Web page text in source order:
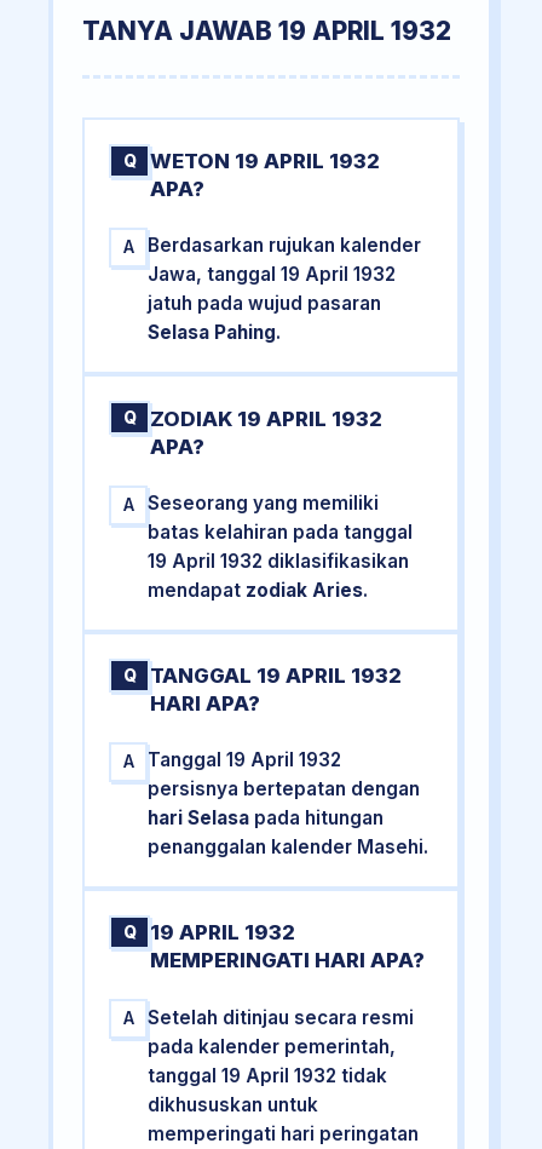
TANYA JAWAB 19 APRIL 1932
Q
WETON 19 APRIL 1932
APA?
A
Berdasarkan rujukan kalender
Jawa, tanggal 19 April 1932
jatuh pada wujud pasaran
Selasa Pahing.
Q
ZODIAK 19 APRIL 1932
APA?
A
Seseorang yang memiliki
batas kelahiran pada tanggal
19 April 1932 diklasifikasikan
mendapat zodiak Aries.
Q
TANGGAL 19 APRIL 1932
HARI APA?
A
Tanggal 19 April 1932
persisnya bertepatan dengan
hari Selasa pada hitungan
penanggalan kalender Masehi.
Q
19 APRIL 1932
MEMPERINGATI HARI APA?
A
Setelah ditinjau secara resmi
pada kalender pemerintah,
tanggal 19 April 1932 tidak
dikhususkan untuk
memperingati hari peringatan